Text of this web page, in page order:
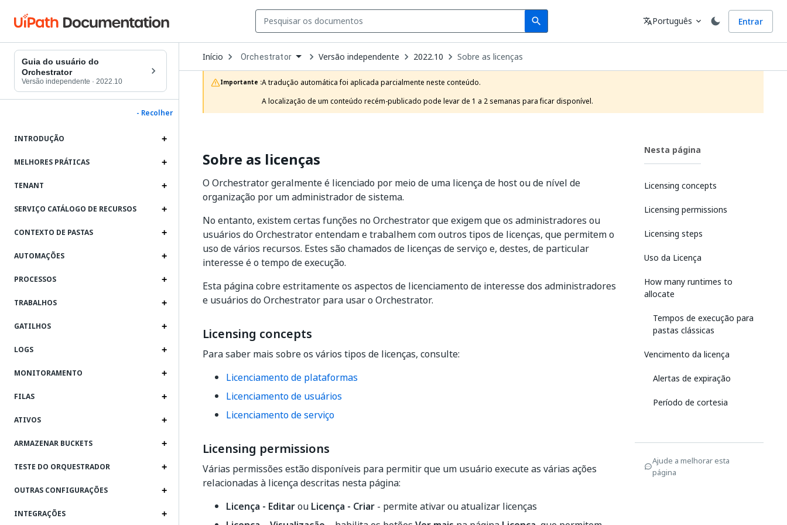
search
Search Idioma
translatePortuguês expand_more Entrar
Guia do usuário do
Orchestrator
Versão independente · 2022.10
- Recolher
INTRODUÇÃO
MELHORES PRÁTICAS
TENANT
SERVIÇO CATÁLOGO DE RECURSOS
CONTEXTO DE PASTAS
AUTOMAÇÕES
PROCESSOS
TRABALHOS
GATILHOS
LOGS
MONITORAMENTO
FILAS
ATIVOS
ARMAZENAR BUCKETS
TESTE DO ORQUESTRADOR
OUTRAS CONFIGURAÇÕES
INTEGRAÇÕES
Início Open
Dropdown
to
choose
product
Orchestrator Versão independente 2022.10 Sobre as licenças
Importante :A tradução automática foi aplicada parcialmente neste conteúdo.
A localização de um conteúdo recém-publicado pode levar de 1 a 2 semanas para ficar disponível.
Sobre as licenças
O Orchestrator geralmente é licenciado por meio de uma licença de host ou de nível de
organização por um administrador de sistema.
No entanto, existem certas funções no Orchestrator que exigem que os administradores ou
usuários do Orchestrator entendam e trabalhem com outros tipos de licenças, que permitem o
uso de vários recursos. Estes são chamados de licenças de serviço e, destes, de particular
interesse é o tempo de execução.
Esta página cobre estritamente os aspectos de licenciamento de interesse dos administradores
e usuários do Orchestrator para usar o Orchestrator.
Licensing concepts
Para saber mais sobre os vários tipos de licenças, consulte:
Licenciamento de plataformas
Licenciamento de usuários
Licenciamento de serviço
Licensing permissions
Várias permissões estão disponíveis para permitir que um usuário execute as várias ações
relacionadas à licença descritas nesta página:
Licença - Editarou Licença - Criar - permite ativar ou atualizar licenças
Nesta página
Licensing concepts
Licensing permissions
Licensing steps
Uso da Licença
How many runtimes to
allocate
Tempos de execução para
pastas clássicas
Vencimento da licença
Alertas de expiração
Período de cortesia
Ajude a melhorar esta
página